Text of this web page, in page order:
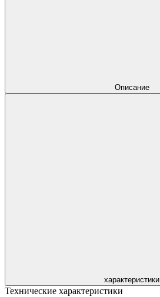
Описание
характеристики
Технические характеристики